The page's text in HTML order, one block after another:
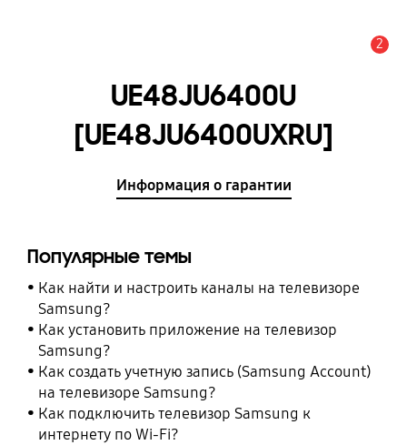
2
UE48JU6400U
[UE48JU6400UXRU]
Информация о гарантии
Популярные темы
Как найти и настроить каналы на телевизоре
Samsung?
Как установить приложение на телевизор
Samsung?
Как создать учетную запись (Samsung Account)
на телевизоре Samsung?
Как подключить телевизор Samsung к
интернету по Wi-Fi?